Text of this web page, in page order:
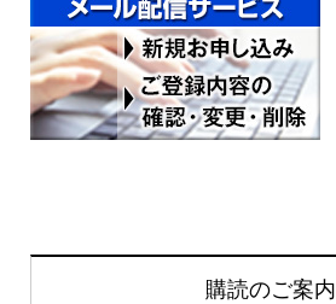
購読のご案内